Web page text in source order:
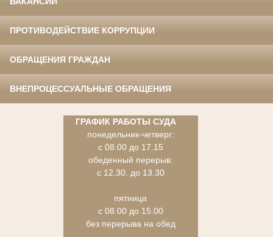
ПРОТИВОДЕЙСТВИЕ КОРРУПЦИИ
ОБРАЩЕНИЯ ГРАЖДАН
ВНЕПРОЦЕССУАЛЬНЫЕ ОБРАЩЕНИЯ
ГРАФИК РАБОТЫ СУДА
понедельник-четверг:
с 08.00 до 17.15
обеденный перерыв:
с 12.30. до 13.30
пятница
с 08.00 до 15.00
без перерыва на обед